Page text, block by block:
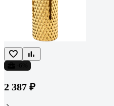
2 387 ₽